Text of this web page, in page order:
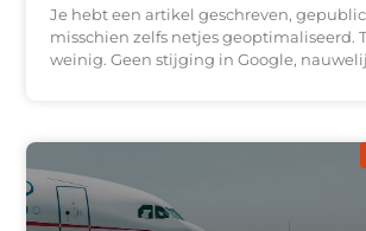
Je hebt een artikel geschreven,
misschien zelfs netjes geoptimaliseerd.
weinig. Geen stijging in Google,